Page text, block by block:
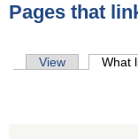
Pages that link
Primary
View What